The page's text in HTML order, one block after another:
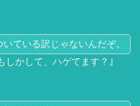
ている訳じゃないんだぞ。
しかして、ハゲてます？｣